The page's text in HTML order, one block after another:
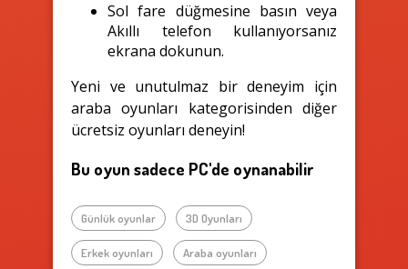
Sol fare düğmesine basın veya
Akıllı telefon kullanıyorsanız
ekrana dokunun.
Yeni ve unutulmaz bir deneyim için
araba oyunları kategorisinden diğer
ücretsiz oyunları deneyin!
Bu oyun sadece PC'de oynanabilir
Günlük oyunlar 3D Oyunları
Erkek oyunları Araba oyunları